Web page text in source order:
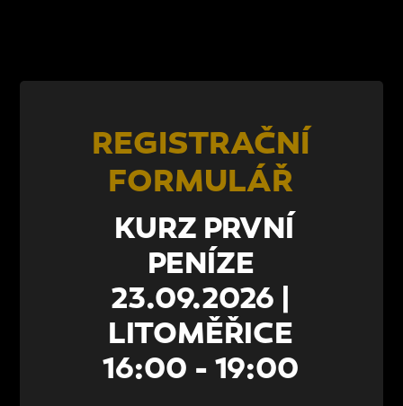
REGISTRAČNÍ
FORMULÁŘ
KURZ PRVNÍ
PENÍZE
23.09.2026 |
LITOMĚŘICE
16:00 - 19:00